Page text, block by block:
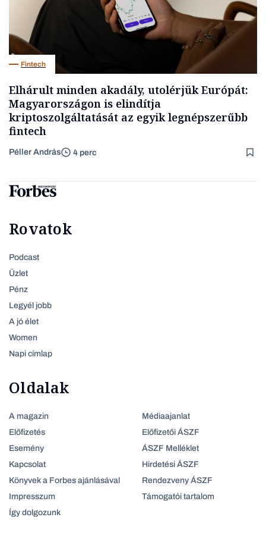
Fintech
Elhárult minden akadály, utolérjük Európát:
Magyarországon is elindítja
kriptoszolgáltatását az egyik legnépszerűbb
fintech
Péller András 4 perc
Rovatok
Podcast
Üzlet
Pénz
Legyél jobb
A jó élet
Women
Napi címlap
Oldalak
A magazin
Előfizetés
Esemény
Kapcsolat
Könyvek a Forbes ajánlásával
Impresszum
Így dolgozunk
Médiaajanlat
Előfizetői ÁSZF
ÁSZF Melléklet
Hirdetési ÁSZF
Rendezveny ÁSZF
Támogatói tartalom